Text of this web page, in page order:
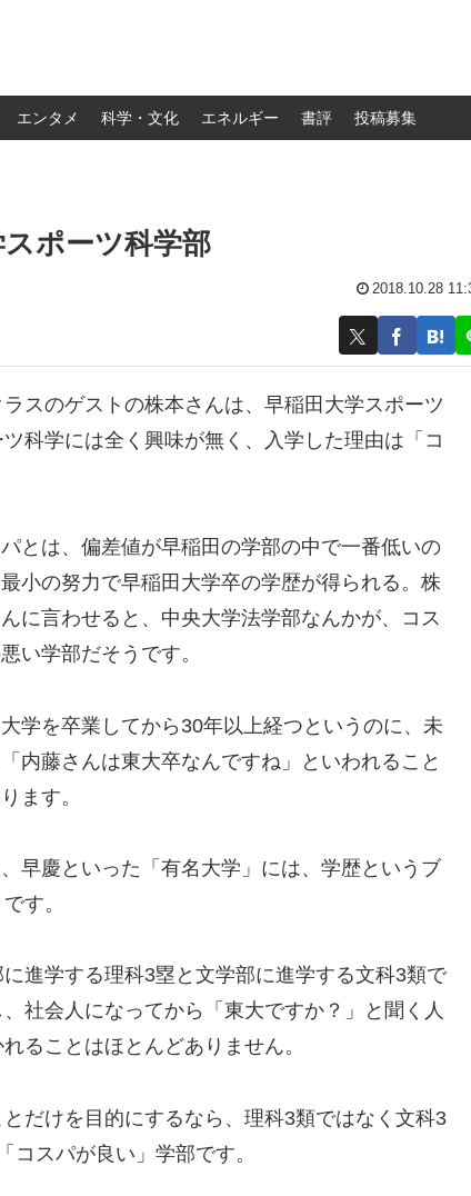
エンタメ 科学・文化 エネルギー 書評 投稿募集
ポーツ科学部
2018.10.28
スのゲストの株本さんは、早稲田大学スポーツ
科学には全く興味が無く、入学した理由は「コ
とは、偏差値が早稲田の学部の中で一番低いの
小の努力で早稲田大学卒の学歴が得られる。株
に言わせると、中央大学法学部なんかが、コス
い学部だそうです。
学を卒業してから30年以上経つというのに、未
内藤さんは東大卒なんですね」といわれること
ます。
早慶といった「有名大学」には、学歴というブ
す。
進学する理科3塁と文学部に進学する文科3類で
社会人になってから「東大ですか？」と聞く人
ることはほとんどありません。
だけを目的にするなら、理科3類ではなく文科3
スパが良い」学部です。